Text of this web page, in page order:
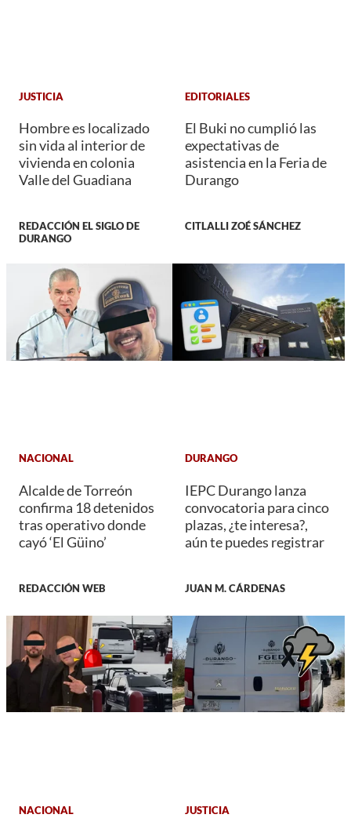
JUSTICIA
Hombre es localizado
sin vida al interior de
vivienda en colonia
Valle del Guadiana
REDACCIÓN EL SIGLO DE
DURANGO
EDITORIALES
El Buki no cumplió las
expectativas de
asistencia en la Feria de
Durango
CITLALLI ZOÉ SÁNCHEZ
NACIONAL
Alcalde de Torreón
confirma 18 detenidos
tras operativo donde
cayó ‘El Güino’
REDACCIÓN WEB
DURANGO
IEPC Durango lanza
convocatoria para cinco
plazas, ¿te interesa?,
aún te puedes registrar
JUAN M. CÁRDENAS
NACIONAL JUSTICIA